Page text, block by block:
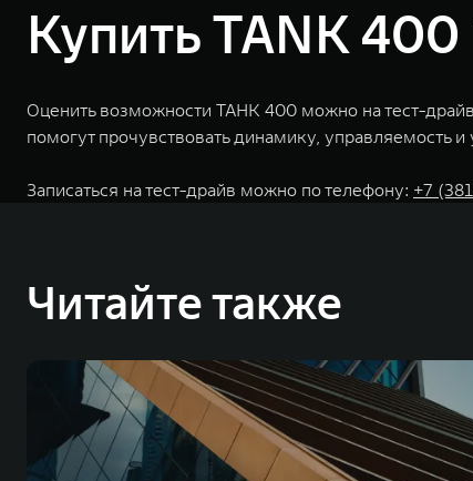
Купить TANK
Оценить возможности ТАНК 400 можно на тест-
помогут прочувствовать динамику, управляемость
Записаться на тест-драйв можно по телефону: +7
Читайте также